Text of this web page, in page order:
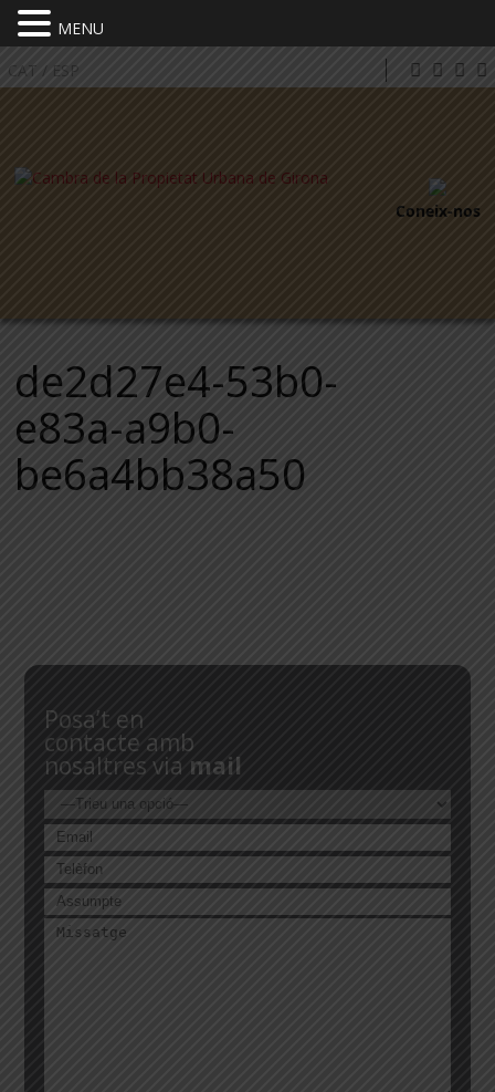
CAT / ESP
Coneix-nos
de2d27e4-53b0-
e83a-a9b0-
be6a4bb38a50
Posa’t en
contacte amb
nosaltres via mail
MENU